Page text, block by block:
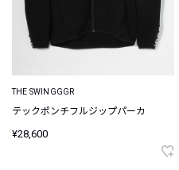
THE SWINGGGR
テックポンチフルジップパーカ
¥28,600